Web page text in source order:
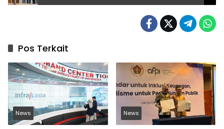
Pos Terkait
News News